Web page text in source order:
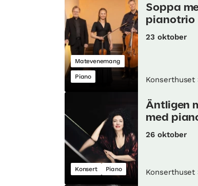
Matevenemang
Piano
Soppa
pianotrio
23 oktober
Konsert Piano
Äntligen
med
26 oktober